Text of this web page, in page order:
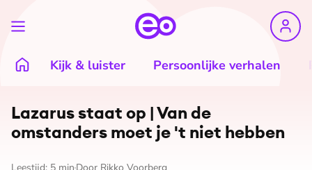
Kijk & luister Persoonlijke verhalen
Lazarus staat op | Van de
omstanders moet je 't niet hebben